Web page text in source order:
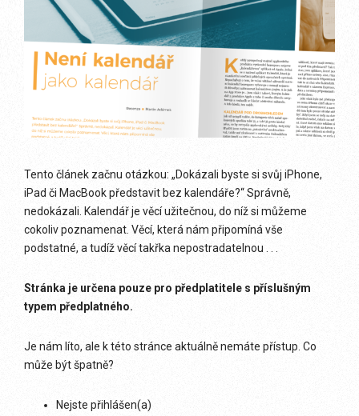
Tento článek začnu otázkou: „Dokázali byste si svůj iPhone,
iPad či MacBook představit bez kalendáře?“ Správně,
nedokázali. Kalendář je věcí užitečnou, do níž si můžeme
cokoliv poznamenat. Věcí, která nám připomíná vše
podstatné, a tudíž věcí takřka nepostradatelnou . . .
Stránka je určena pouze pro předplatitele s příslušným
typem předplatného.
Je nám líto, ale k této stránce aktuálně nemáte přístup. Co
může být špatně?
Nejste přihlášen(a)